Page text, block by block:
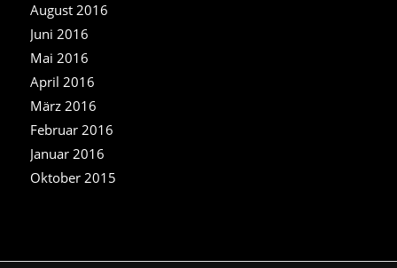
August 2016
Juni 2016
Mai 2016
April 2016
März 2016
Februar 2016
Januar 2016
Oktober 2015